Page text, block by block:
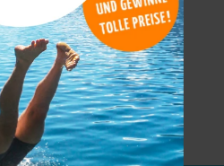
in der Nähe
km